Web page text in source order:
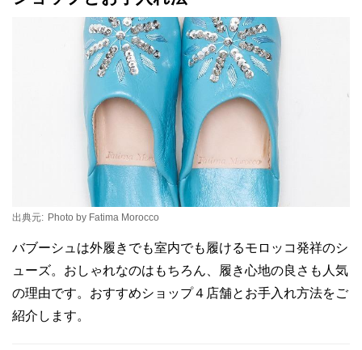
出典元: Photo by Fatima Morocco
バブーシュは外履きでも室内でも履けるモロッコ発祥のシ
ューズ。おしゃれなのはもちろん、履き心地の良さも人気
の理由です。おすすめショップ４店舗とお手入れ方法をご
紹介します。